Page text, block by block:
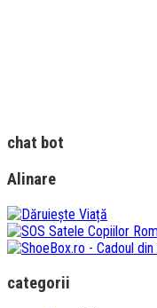
chat bot
Alinare
categorii